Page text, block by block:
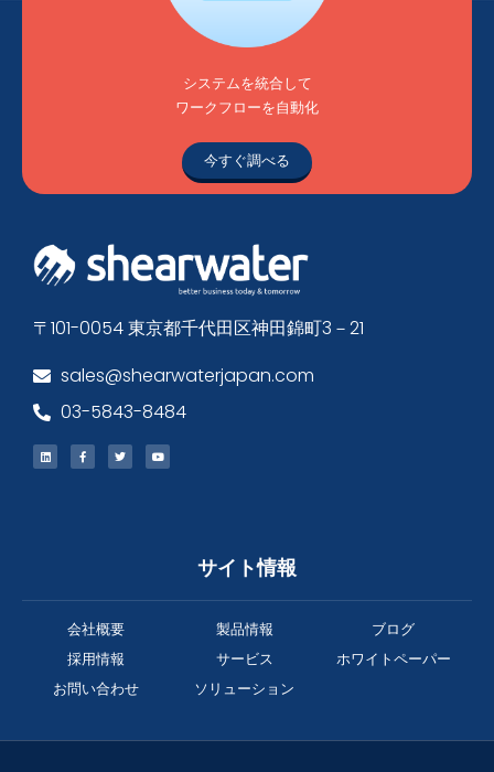
システムを統合して
ワークフローを自動化
今すぐ調べる
〒101-0054 東京都千代田区神田錦町3－21
sales@shearwaterjapan.com
03-5843-8484
サイト情報
会社概要
採用情報
お問い合わせ
製品情報
サービス
ソリューション
ブログ
ホワイトペーパー